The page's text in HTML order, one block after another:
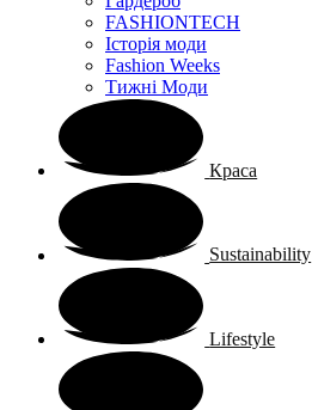
FASHIONTECH
Історія моди
Fashion Weeks
Тижні Моди
Краса
Sustainability
Lifestyle